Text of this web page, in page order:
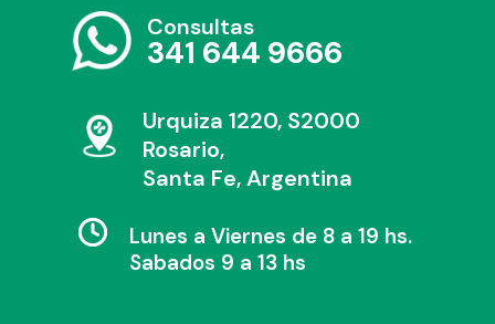
Consultas
341 644 9666
Urquiza 1220, S2000
Rosario,
Santa Fe, Argentina
Lunes a Viernes de 8 a 19 hs.
Sabados 9 a 13 hs